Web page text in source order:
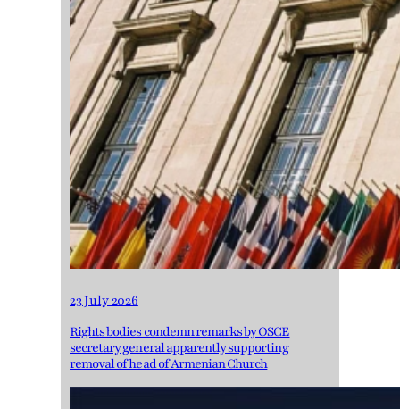
23 July 2026
Rights bodies condemn remarks by OSCE
secretary general apparently supporting
removal of head of Armenian Church